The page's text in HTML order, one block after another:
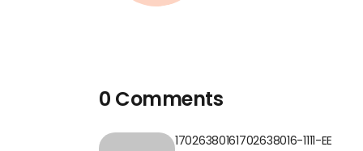
0 Comments
17026380161702638016-1111-EE